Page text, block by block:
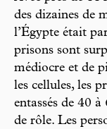
des dizaines de
l’Égypte était
prisons sont
médiocre et de
les cellules, les
entassés de 40
de rôle. Les